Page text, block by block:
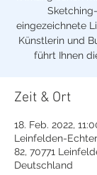
eingezeichnete
Künstlerin und
führt Ihnen
Zeit & Ort
18. Feb. 2022,
Leinfelden-
82, 70771
Deutschland